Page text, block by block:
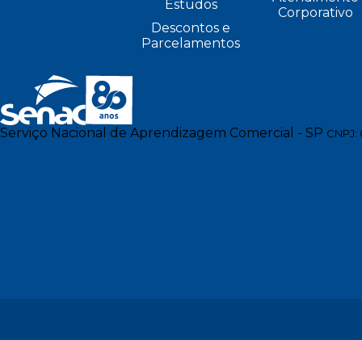
Estudos
Descontos e
Parcelamentos
Corporativo
Serviço Nacional de Aprendizagem Comercial - SP